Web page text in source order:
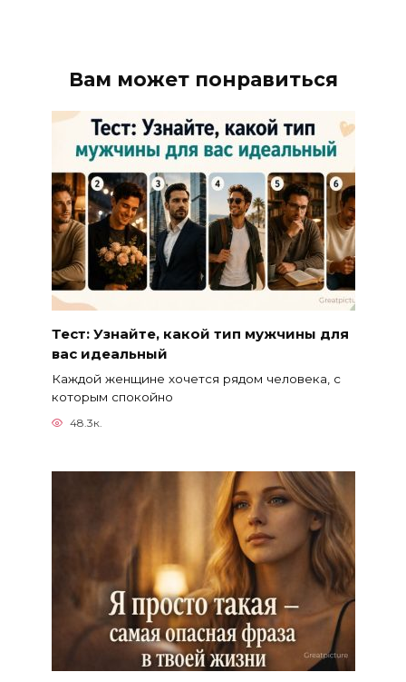
Вам может понравиться
Тест: Узнайте, какой тип мужчины для
вас идеальный
Каждой женщине хочется рядом человека, с
которым спокойно
48.3к.